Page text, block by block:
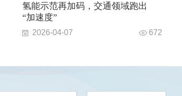
氢能示范再加码，交通领域跑出
“加速度”
2026-04-07 672